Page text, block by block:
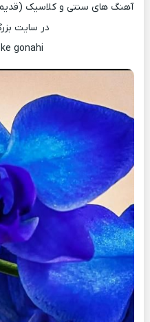
آهنگ های سنتی و کلاسیک
در سایت
gonahi